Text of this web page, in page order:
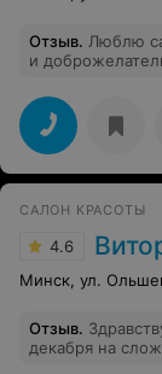
Отзыв. Люблю
и
САЛОН КРАСОТЫ
4.6
Минск, ул.
Отзыв.
декабря на